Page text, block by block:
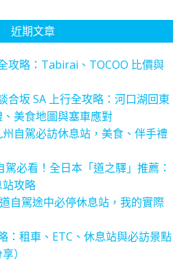
近期文章
攻略：Tabirai、TOCOO 比價與
合坂 SA 上行全攻略：河口湖回東
美食地圖與塞車應對
自駕必訪休息站，美食、伴手禮
駕必看！全日本「道之驛」推薦：
攻略
自駕途中必停休息站，我的實際
：租車、ETC、休息站與必訪景點
）